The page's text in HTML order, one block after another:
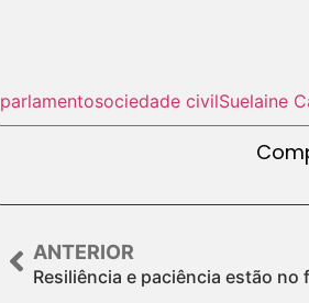
parlamentosociedade civilSuelaine
ANTERIOR
Resiliência e paciência estão no